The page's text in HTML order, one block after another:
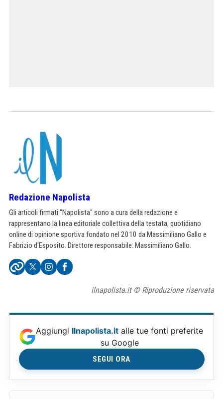
Redazione Napolista
Gli articoli firmati "Napolista" sono a cura della redazione e
rappresentano la linea editoriale collettiva della testata, quotidiano
online di opinione sportiva fondato nel 2010 da Massimiliano Gallo e
Fabrizio d'Esposito. Direttore responsabile: Massimiliano Gallo.
ilnapolista.it © Riproduzione riservata
Aggiungi Ilnapolista.it alle tue fonti preferite
su Google
SEGUI ORA